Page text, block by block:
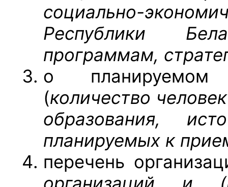
социально-
Республики
программам,
о планируемом
(количество
образования,
планируемых к
перечень